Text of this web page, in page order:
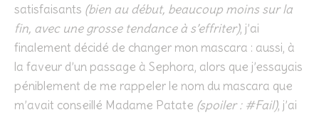
satisfaisants (bien au début, beaucoup moins sur la
fin, avec une grosse tendance à s’effriter), j’ai
finalement décidé de changer mon mascara : aussi, à
la faveur d’un passage à Sephora, alors que j’essayais
péniblement de me rappeler le nom du mascara que
m’avait conseillé Madame Patate (spoiler : #Fail), j’ai